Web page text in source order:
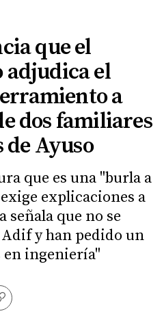
que el
el
a
dos familiares
de Ayuso
que es una "burla a
explicaciones a
señala que no se
y han pedido un
ingeniería"